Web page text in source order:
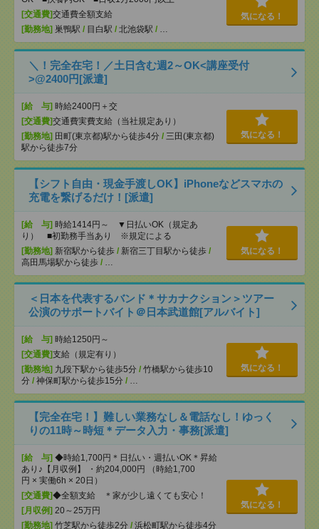
[交通費]交通費全額支給
[勤務地] 巣鴨駅 / 目白駅 / 北池袋駅 / …
気になる！
＼！完全在宅！／土日含む週2～OK<講座受付
>@2400円[派遣]
[給 与] 時給2400円＋交
[交通費]交通費実費支給（当社規定あり）
[勤務地] 田町(東京都)駅から徒歩4分 / 三田(東京都)
駅から徒歩7分
気になる！
【シフト自由・現金手渡しOK】iPhoneなどスマホの
充電を繋げるだけ！[派遣]
[給 与] 時給1414円～ ▼日払いOK（規定あ
り） ■初勤務手当あり ※規定による
[勤務地] 新宿駅から徒歩 / 新宿三丁目駅から徒歩 /
高田馬場駅から徒歩 / …
気になる！
＜日本を代表するバンド＊サカナクション＞ツアー
公演のサポートバイト＠日本武道館[アルバイト]
[給 与] 時給1250円～
[交通費]支給（規定有り）
[勤務地] 九段下駅から徒歩5分 / 竹橋駅から徒歩10
分 / 神保町駅から徒歩15分 / …
気になる！
【完全在宅！】難しい業務なし＆電話なし！ゆっく
りの11時～時短＊データ入力・事務[派遣]
[給 与] ◆時給1,700円＊日払い・週払いOK＊昇給
あり♪【月収例】 ・約204,000円 （時給1,700
円 × 実働6h × 20日）
[交通費]◆全額支給 ＊家が少し遠くても安心！
[月収例] 20～25万円
[勤務地] 竹芝駅から徒歩2分 / 浜松町駅から徒歩4分
気になる！